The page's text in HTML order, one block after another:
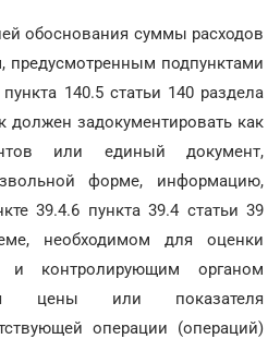
обоснования суммы расходов
предусмотренным подпунктами
140.5 статьи 140 раздела
должен задокументировать как
или единый документ,
форме, информацию,
39.4.6 пункта 39.4 статьи 39
необходимом для оценки
и контролирующим органом
цены или показателя
операции (операций)